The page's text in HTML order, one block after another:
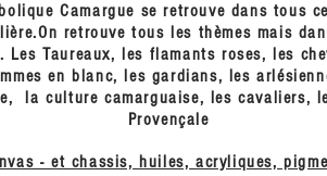
Camargue se retrouve dans tous
On retrouve tous les thèmes mais
Taureaux, les flamants roses, les
en blanc, les gardians, les
la culture camarguaise, les cavaliers,
Provençale
- et chassis, huiles, acryliques,